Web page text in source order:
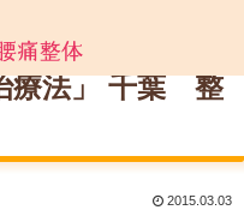
療法」 千葉 整
2015.03.03